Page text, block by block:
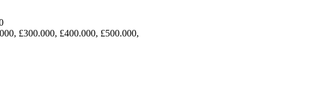
£300.000, £400.000, £500.000,